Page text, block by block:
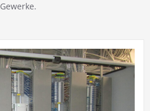
Gewerke.